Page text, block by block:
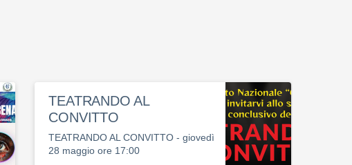
TEATRANDO AL
CONVITTO
TEATRANDO AL CONVITTO - giovedì
28 maggio ore 17:00